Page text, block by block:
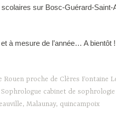
sur Bosc-Guérard-Saint-
à mesure de l’année… A bientôt !
proche de Clères Fontaine
cabinet de sophrologie
, Malaunay, quincampoix